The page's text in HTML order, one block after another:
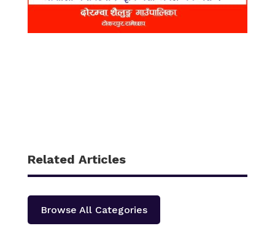
Related Articles
Browse All Categories